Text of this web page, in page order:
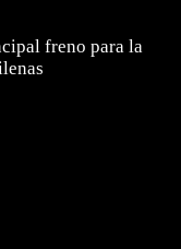
freno para la